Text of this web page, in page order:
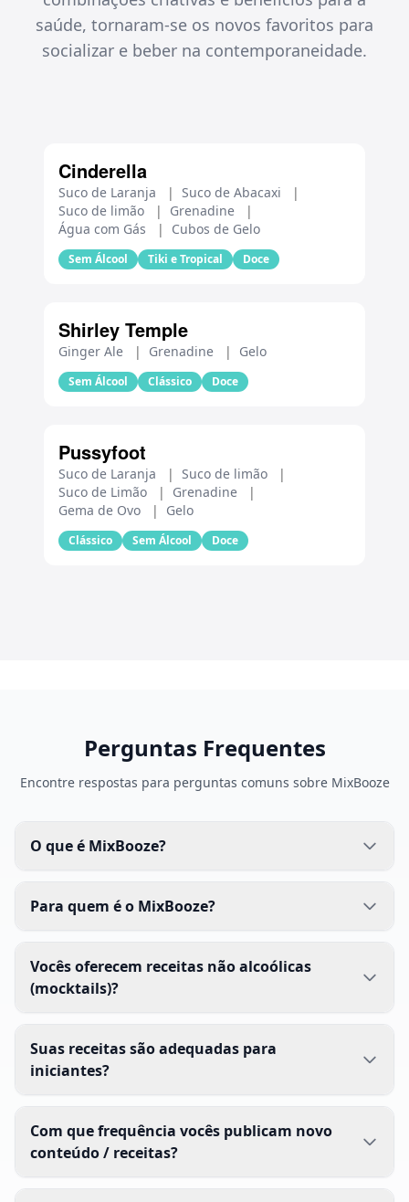
saúde, tornaram-se os novos favoritos para
socializar e beber na contemporaneidade.
Cinderella
Suco de Laranja | Suco de Abacaxi
|
Suco de limão
| Grenadine
|
Água com Gás
| Cubos de Gelo
Sem Álcool Tiki e Tropical Doce
Shirley Temple
Ginger Ale | Grenadine | Gelo
Sem Álcool Clássico Doce
Pussyfoot
Suco de Laranja | Suco de limão
|
Suco de Limão
| Grenadine
|
Gema de Ovo
| Gelo
Clássico Sem Álcool Doce
Perguntas Frequentes
Encontre respostas para perguntas comuns sobre MixBooze
O que é MixBooze?
Para quem é o MixBooze?
Vocês oferecem receitas não alcoólicas
(mocktails)?
Suas receitas são adequadas para
iniciantes?
Com que frequência vocês publicam novo
conteúdo / receitas?